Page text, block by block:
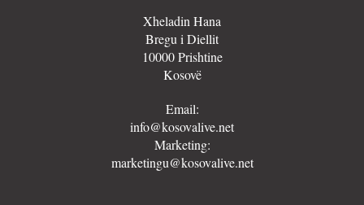
Xheladin Hana
Bregu i Diellit
10000 Prishtine
Kosovë
Email:
info@kosovalive.net
Marketing:
marketingu@kosovalive.net